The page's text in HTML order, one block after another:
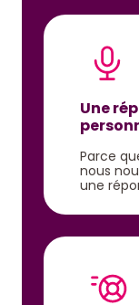
Une
Parce
nous
une